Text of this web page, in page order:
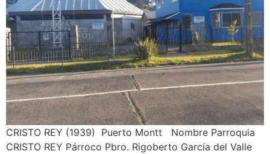
CRISTO REY (1939) Puerto Montt Nombre Parroquia
CRISTO REY Párroco Pbro. Rigoberto García del Valle